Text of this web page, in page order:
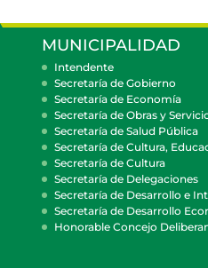
MUNICIPALIDAD
Intendente
Secretaría de Gobierno
Secretaría de Economía
Secretaría de Obras y
Secretaría de Salud Pública
Secretaría de Cultura,
Secretaría de Cultura
Secretaría de Delegaciones
Secretaría de Desarrollo e
Secretaría de Desarrollo
Honorable Concejo